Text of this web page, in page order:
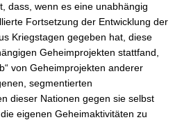
dass, wenn es eine unabhängig
Fortsetzung der Entwicklung der
Kriegstagen gegeben hat, diese
Geheimprojekten stattfand,
von Geheimprojekten anderer
segmentierten
dieser Nationen gegen sie selbst
eigenen Geheimaktivitäten zu